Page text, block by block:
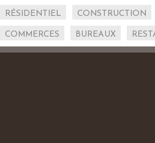
RÉSIDENTIEL CONSTRUCTION
COMMERCES BUREAUX